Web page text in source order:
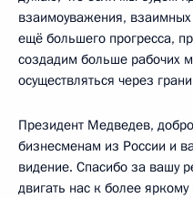
взаимоуважения,
ещё большего прогресса,
создадим больше рабочих
осуществляться через
Президент Медведев,
бизнесменам из России и
видение. Спасибо за вашу
двигать нас к более